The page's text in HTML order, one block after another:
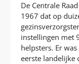
De Centrale
1967 dat op
instellingen met
helpsters. Er
eerste landelijke